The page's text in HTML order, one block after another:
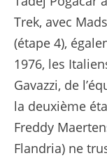
Trek, avec
(étape 4),
1976, les
Gavazzi, de
la deuxième
Freddy
Flandria) ne